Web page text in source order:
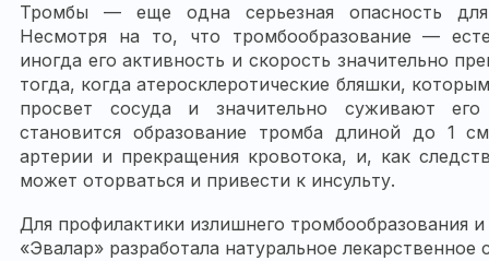
Тромбы — еще одна серьезная опасность для
Несмотря на то, что тромбообразование —
иногда его активность и скорость значительно
тогда, когда атеросклеротические бляшки,
просвет сосуда и значительно суживают
становится образование тромба длиной до 1
артерии и прекращения кровотока, и, как
может оторваться и привести к инсульту.
Для профилактики излишнего тромбообразования
«Эвалар» разработала натуральное лекарственное